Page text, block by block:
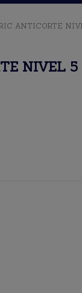
ANTICORTE
NIVEL 5